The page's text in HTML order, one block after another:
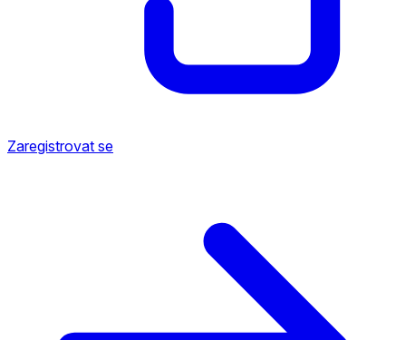
Zaregistrovat se